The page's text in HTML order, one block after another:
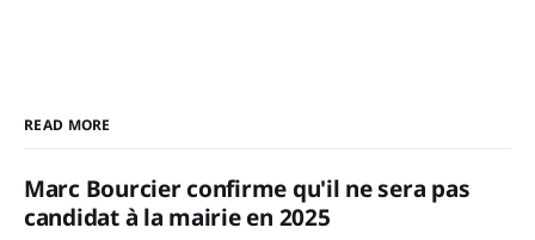
READ MORE
Marc Bourcier confirme qu'il ne sera pas
candidat à la mairie en 2025